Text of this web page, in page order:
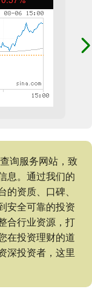
询服务网站，致
息。通过我们的
资质、口碑、
安全可靠的投资
合行业资源，打
在投资理财的道
深投资者，这里